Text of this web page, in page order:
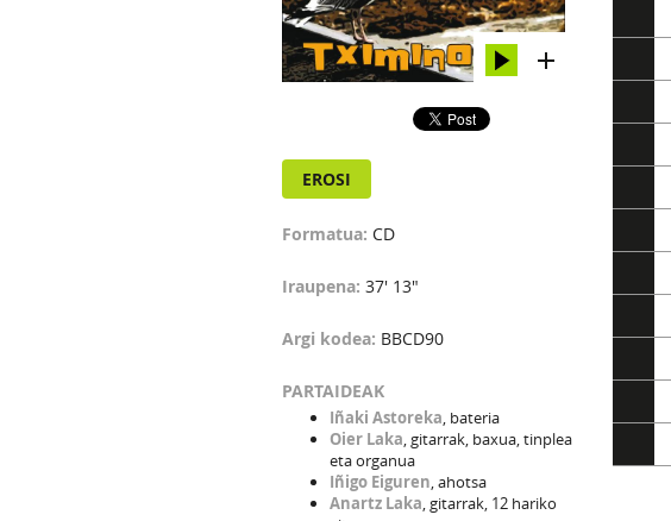
EROSI
Formatua: CD
Iraupena: 37' 13"
Argi kodea: BBCD90
PARTAIDEAK
Iñaki Astoreka, bateria
Oier Laka, gitarrak, baxua, tinplea
eta organua
Iñigo Eiguren, ahotsa
Anartz Laka, gitarrak, 12 hariko